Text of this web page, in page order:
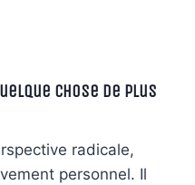
Chose de Plus
radicale,
personnel. Il